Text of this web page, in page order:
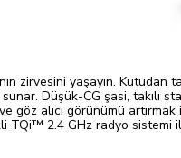
zirvesini yaşayın.
Düşük-CG şasi, takılı
göz alıcı görünümü
2.4 GHz radyo sistemi